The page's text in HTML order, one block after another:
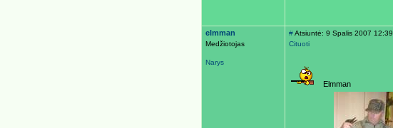
elmman
Medžiotojas
Narys
#Atsiuntė: 9 Spalis 2007 12:39
Cituoti
Elmman